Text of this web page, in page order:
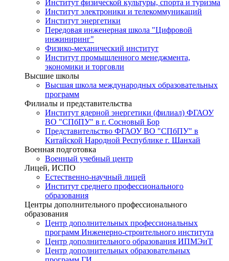
Институт физической культуры, спорта и туризма
Институт электроники и телекоммуникаций
Институт энергетики
Передовая инженерная школа "Цифровой
инжиниринг"
Физико-механический институт
Институт промышленного менеджмента,
экономики и торговли
Высшие школы
Высшая школа международных образовательных
программ
Филиалы и представительства
Институт ядерной энергетики (филиал) ФГАОУ
ВО "СПбПУ" в г. Сосновый Бор
Представительство ФГАОУ ВО "СПбПУ" в
Китайской Народной Республике г. Шанхай
Военная подготовка
Военный учебный центр
Лицей, ИСПО
Естественно-научный лицей
Институт среднего профессионального
образования
Центры дополнительного профессионального
образования
Центр дополнительных профессиональных
программ Инженерно-строительного института
Центр дополнительного образования ИПМЭиТ
Центр дополнительных образовательных